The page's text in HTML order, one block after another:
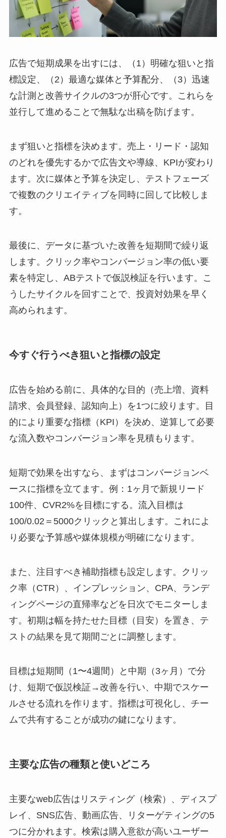
広告で短期成果を出すには、（1）明確な狙いと指
標設定、（2）最適な媒体と予算配分、（3）迅速
な計測と改善サイクルの3つが肝心です。これらを
並行して進めることで無駄な出稿を防げます。
まず狙いと指標を決めます。売上・リード・認知
のどれを優先するかで広告文や導線、KPIが変わり
ます。次に媒体と予算を決定し、テストフェーズ
で複数のクリエイティブを同時に回して比較しま
す。
最後に、データに基づいた改善を短期間で繰り返
します。クリック率やコンバージョン率の低い要
素を特定し、ABテストで仮説検証を行います。こ
うしたサイクルを回すことで、投資対効果を早く
高められます。
今すぐ行うべき狙いと指標の設定
広告を始める前に、具体的な目的（売上増、資料
請求、会員登録、認知向上）を1つに絞ります。目
的により重要な指標（KPI）を決め、逆算して必要
な流入数やコンバージョン率を見積もります。
短期で効果を出すなら、まずはコンバージョンベ
ースに指標を立てます。例：1ヶ月で新規リード
100件、CVR2%を目標にする。流入目標は
100/0.02＝5000クリックと算出します。これによ
り必要な予算感や媒体規模が明確になります。
また、注目すべき補助指標も設定します。クリッ
ク率（CTR）、インプレッション、CPA、ランデ
ィングページの直帰率などを日次でモニターしま
す。初期は幅を持たせた目標（目安）を置き、テ
ストの結果を見て期間ごとに調整します。
目標は短期間（1〜4週間）と中期（3ヶ月）で分
け、短期で仮説検証→改善を行い、中期でスケー
ルさせる流れを作ります。指標は可視化し、チー
ムで共有することが成功の鍵になります。
主要な広告の種類と使いどころ
主要なweb広告はリスティング（検索）、ディスプ
レイ、SNS広告、動画広告、リターゲティングの5
つに分かれます。検索は購入意欲が高いユーザー